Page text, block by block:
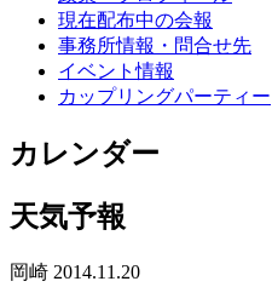
現在配布中の会報
事務所情報・問合せ先
イベント情報
カップリングパーティー
カレンダー
天気予報
岡崎 2014.11.20